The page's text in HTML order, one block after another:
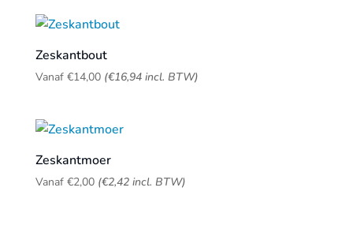
Zeskantbout
Vanaf €14,00 (€16,94incl. BTW)
Zeskantmoer
Vanaf €2,00 (€2,42incl. BTW)